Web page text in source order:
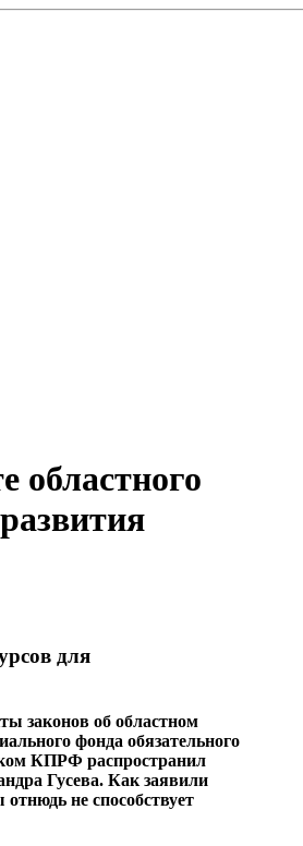
областного
для
законов об областном
фонда обязательного
КПРФ распространил
Гусева. Как заявили
не способствует